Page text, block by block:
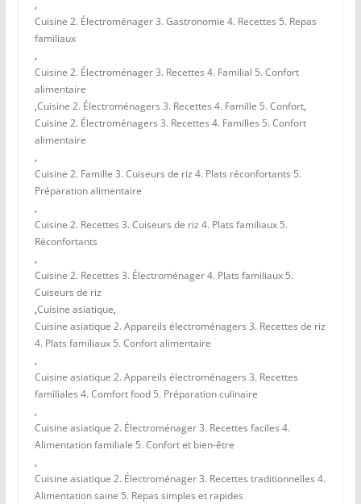
,
Cuisine 2. Électroménager 3. Gastronomie 4. Recettes 5. Repas
familiaux
,
Cuisine 2. Électroménager 3. Recettes 4. Familial 5. Confort
alimentaire
,Cuisine 2. Électroménagers 3. Recettes 4. Famille 5. Confort,
Cuisine 2. Électroménagers 3. Recettes 4. Familles 5. Confort
alimentaire
,
Cuisine 2. Famille 3. Cuiseurs de riz 4. Plats réconfortants 5.
Préparation alimentaire
,
Cuisine 2. Recettes 3. Cuiseurs de riz 4. Plats familiaux 5.
Réconfortants
,
Cuisine 2. Recettes 3. Électroménager 4. Plats familiaux 5.
Cuiseurs de riz
,Cuisine asiatique,
Cuisine asiatique 2. Appareils électroménagers 3. Recettes de riz
4. Plats familiaux 5. Confort alimentaire
,
Cuisine asiatique 2. Appareils électroménagers 3. Recettes
familiales 4. Comfort food 5. Préparation culinaire
,
Cuisine asiatique 2. Électroménager 3. Recettes faciles 4.
Alimentation familiale 5. Confort et bien-être
,
Cuisine asiatique 2. Électroménager 3. Recettes traditionnelles 4.
Alimentation saine 5. Repas simples et rapides